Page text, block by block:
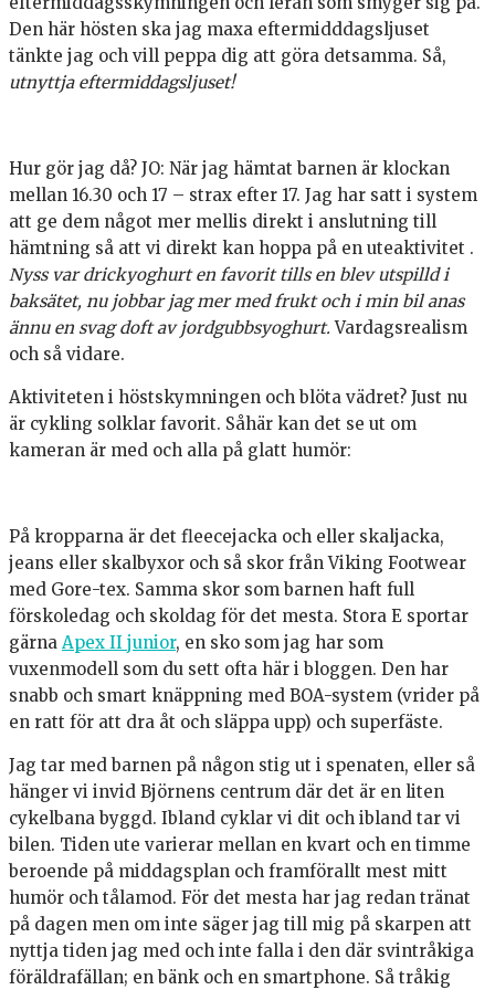
Den här hösten ska jag maxa eftermidddagsljuset
tänkte jag och vill peppa dig att göra detsamma. Så,
utnyttja eftermiddagsljuset!
Hur gör jag då? JO: När jag hämtat barnen är klockan
mellan 16.30 och 17 – strax efter 17. Jag har satt i system
att ge dem något mer mellis direkt i anslutning till
hämtning så att vi direkt kan hoppa på en uteaktivitet .
Nyss var drickyoghurt en favorit tills en blev utspilld i
baksätet, nu jobbar jag mer med frukt och i min bil anas
ännu en svag doft av jordgubbsyoghurt. Vardagsrealism
och så vidare.
Aktiviteten i höstskymningen och blöta vädret? Just nu
är cykling solklar favorit. Såhär kan det se ut om
kameran är med och alla på glatt humör:
På kropparna är det fleecejacka och eller skaljacka,
jeans eller skalbyxor och så skor från Viking Footwear
med Gore-tex. Samma skor som barnen haft full
förskoledag och skoldag för det mesta. Stora E sportar
gärna Apex II junior, en sko som jag har som
vuxenmodell som du sett ofta här i bloggen. Den har
snabb och smart knäppning med BOA-system (vrider på
en ratt för att dra åt och släppa upp) och superfäste.
Jag tar med barnen på någon stig ut i spenaten, eller så
hänger vi invid Björnens centrum där det är en liten
cykelbana byggd. Ibland cyklar vi dit och ibland tar vi
bilen. Tiden ute varierar mellan en kvart och en timme
beroende på middagsplan och framförallt mest mitt
humör och tålamod. För det mesta har jag redan tränat
på dagen men om inte säger jag till mig på skarpen att
nyttja tiden jag med och inte falla i den där svintråkiga
föräldrafällan; en bänk och en smartphone. Så tråkig